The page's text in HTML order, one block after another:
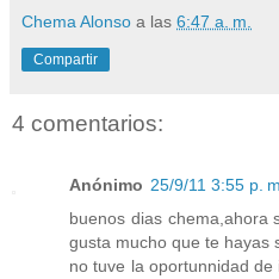
Chema Alonso a las 6:47 a. m.
Compartir
4 comentarios:
Anónimo 25/9/11 3:55 p. m.
buenos dias chema,ahora
gusta mucho que te hayas
no tuve la oportunnidad